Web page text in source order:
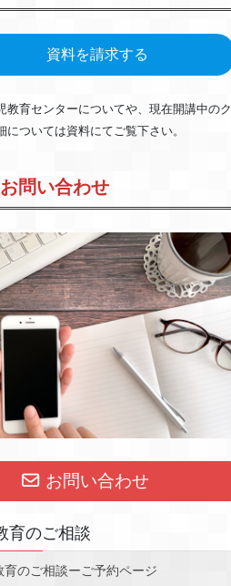
資料を請求する
教育センターについてや、現在開講中のク
については資料にてご覧下さい。
問い合わせ
お問い合わせ
育のご相談
育のご相談ーご予約ページ